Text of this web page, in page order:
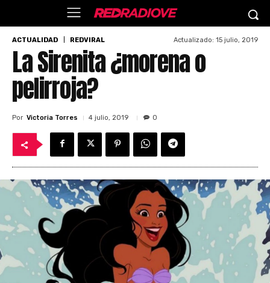
ACTUALIDAD REDVIRAL Actualizado: 15 julio, 2019
La Sirenita ¿morena o
pelirroja?
Por Victoria Torres 4 julio, 2019 0